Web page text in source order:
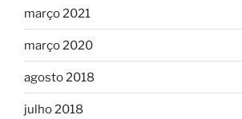
março 2021
março 2020
agosto 2018
julho 2018